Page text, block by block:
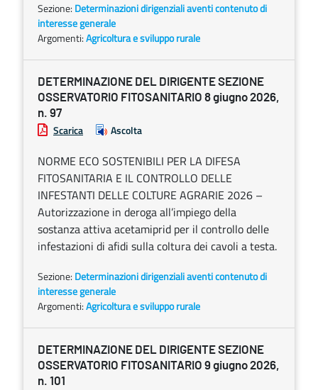
Sezione: Determinazioni dirigenziali aventi contenuto di
interesse generale
Argomenti:Agricoltura e sviluppo rurale
DETERMINAZIONE DEL DIRIGENTE SEZIONE
OSSERVATORIO FITOSANITARIO 8 giugno 2026,
n. 97
Scarica Ascolta
NORME ECO SOSTENIBILI PER LA DIFESA
FITOSANITARIA E IL CONTROLLO DELLE
INFESTANTI DELLE COLTURE AGRARIE 2026 –
Autorizzazione in deroga all’impiego della
sostanza attiva acetamiprid per il controllo delle
infestazioni di afidi sulla coltura dei cavoli a testa.
Sezione: Determinazioni dirigenziali aventi contenuto di
interesse generale
Argomenti:Agricoltura e sviluppo rurale
DETERMINAZIONE DEL DIRIGENTE SEZIONE
OSSERVATORIO FITOSANITARIO 9 giugno 2026,
n. 101